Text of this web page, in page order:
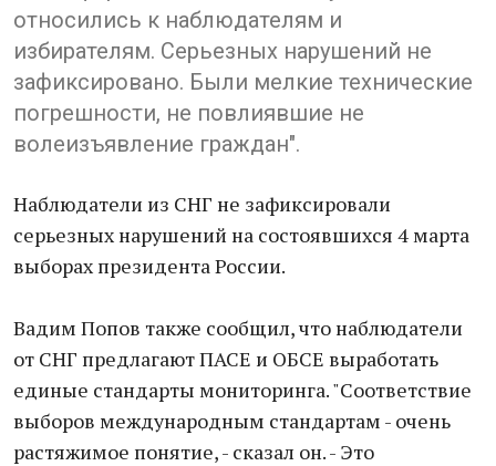
относились к наблюдателям и
избирателям. Серьезных нарушений не
зафиксировано. Были мелкие технические
погрешности, не повлиявшие не
волеизъявление граждан".
Наблюдатели из СНГ не зафиксировали
серьезных нарушений на состоявшихся 4 марта
выборах президента России.
Вадим Попов также сообщил, что наблюдатели
от СНГ предлагают ПАСЕ и ОБСЕ выработать
единые стандарты мониторинга. "Соответствие
выборов международным стандартам - очень
растяжимое понятие, - сказал он. - Это